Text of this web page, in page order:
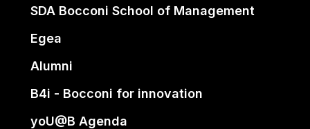
SDA Bocconi School of Management
Egea
Alumni
B4i - Bocconi for innovation
yoU@B Agenda